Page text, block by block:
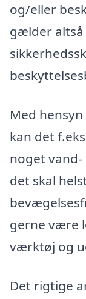
og/eller
gælder altså
Med
kan det
noget
det skal
gerne være
værktøj og
Det rigtige